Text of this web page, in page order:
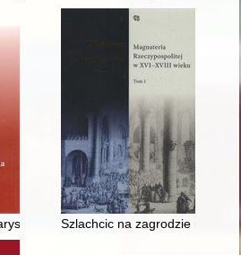
(1901-2001) : próba biografii
Szlachcic na zagrodzie równy